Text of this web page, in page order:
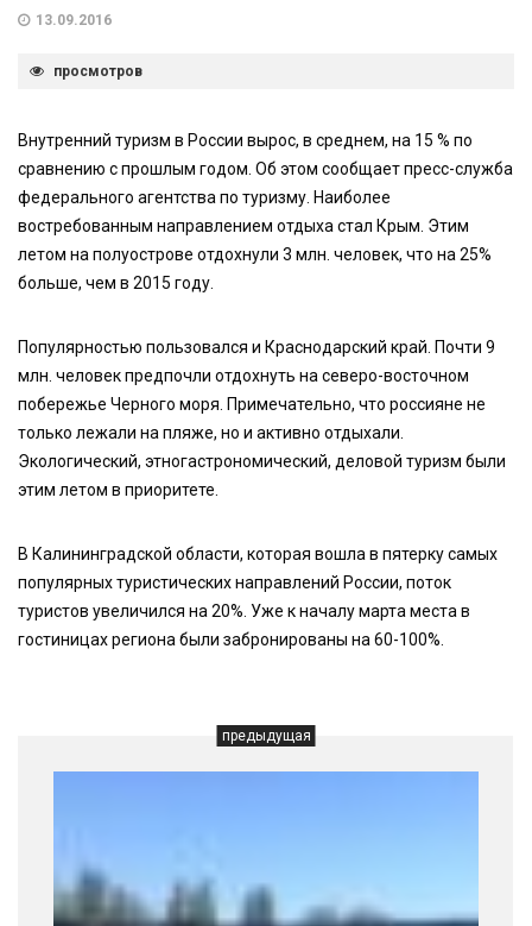
13.09.2016
просмотров
Внутренний туризм в России вырос, в среднем, на 15 % по
сравнению с прошлым годом. Об этом сообщает пресс-служба
федерального агентства по туризму. Наиболее
востребованным направлением отдыха стал Крым. Этим
летом на полуострове отдохнули 3 млн. человек, что на 25%
больше, чем в 2015 году.
Популярностью пользовался и Краснодарский край. Почти 9
млн. человек предпочли отдохнуть на северо-восточном
побережье Черного моря. Примечательно, что россияне не
только лежали на пляже, но и активно отдыхали.
Экологический, этногастрономический, деловой туризм были
этим летом в приоритете.
В Калининградской области, которая вошла в пятерку самых
популярных туристических направлений России, поток
туристов увеличился на 20%. Уже к началу марта места в
гостиницах региона были забронированы на 60-100%.
предыдущая